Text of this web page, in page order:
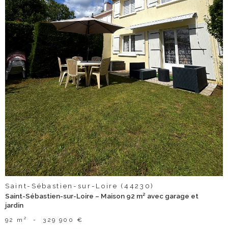
voir le
bien
Saint-Sébastien-sur-Loire (44230)
Saint-Sébastien-sur-Loire – Maison 92 m² avec garage et
jardin
92 m² - 329 900 €